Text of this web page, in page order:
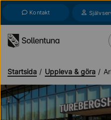
Kontakt
Startsida Uppleva & göra